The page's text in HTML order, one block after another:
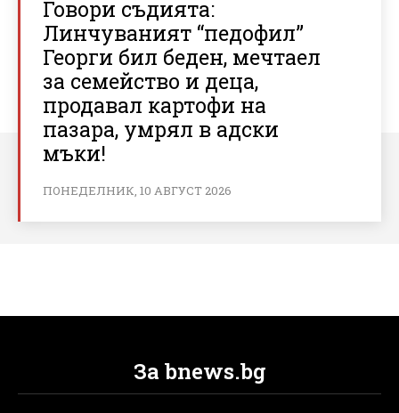
Говори съдията:
Линчуваният “педофил”
Георги бил беден, мечтаел
за семейство и деца,
продавал картофи на
пазара, умрял в адски
мъки!
ПОНЕДЕЛНИК, 10 АВГУСТ 2026
За bnews.bg